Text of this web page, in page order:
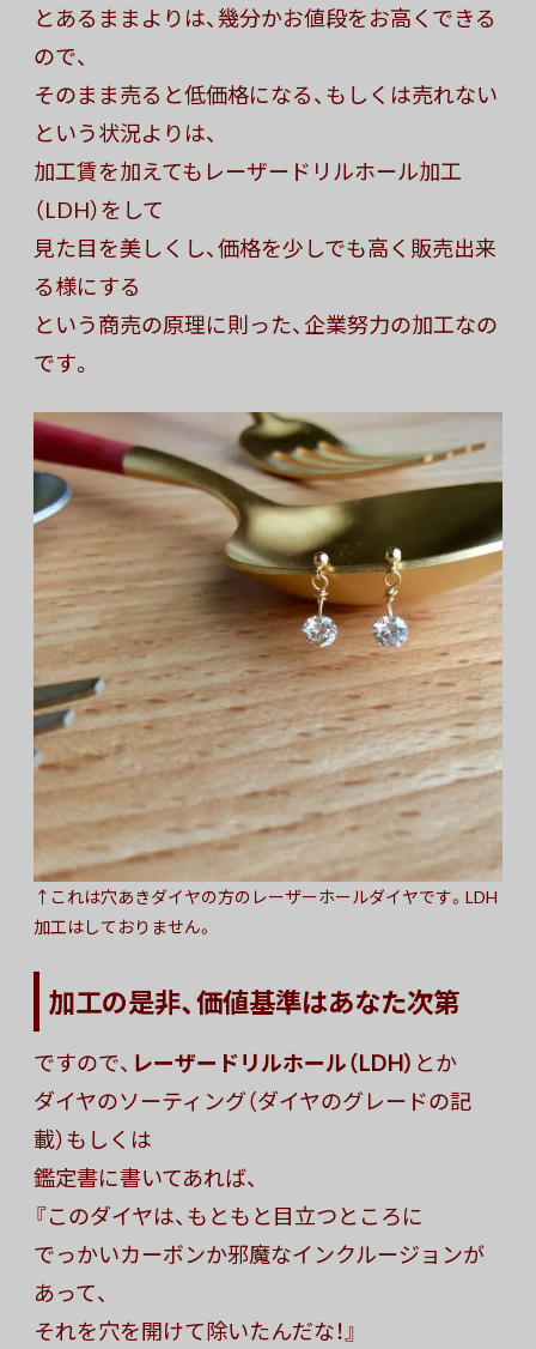
とあるままよりは、幾分かお値段をお高くできる
ので、
そのまま売ると低価格になる、もしくは売れない
という状況よりは、
加工賃を加えてもレーザードリルホール加工
（LDH）をして
見た目を美しくし、価格を少しでも高く販売出来
る様にする
という商売の原理に則った、企業努力の加工なの
です。
↑これは穴あきダイヤの方のレーザーホールダイヤです。LDH
加工はしておりません。
加工の是非、価値基準はあなた次第
ですので、 レーザードリルホール（LDH） とか
ダイヤのソーティング（ダイヤのグレードの記
載）もしくは
鑑定書に書いてあれば、
『このダイヤは、もともと目立つところに
でっかいカーボンか邪魔なインクルージョンが
あって、
それを穴を開けて除いたんだな！』